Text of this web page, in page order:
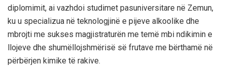
diplomimit, ai vazhdoi studimet pasuniversitare në Zemun,
ku u specializua në teknologjinë e pijeve alkoolike dhe
mbrojti me sukses magjistraturën me temë mbi ndikimin e
llojeve dhe shumëllojshmërisë së frutave me bërthamë në
përbërjen kimike të rakive.